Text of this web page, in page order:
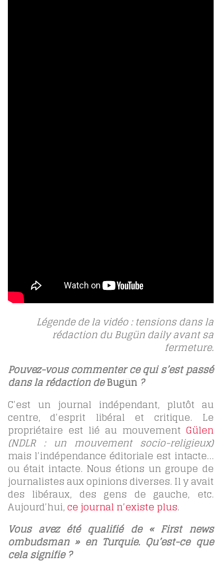
Légende de la vidéo : tensions dans la
rédaction du Bugün daily avant sa
fermeture.
Pouvez-vous commenter ce qui s’est passé
dans la rédaction deBugün?
C’est un journal indépendant, plutôt au
centre, d’esprit libéral et critique. Le
propriétaire est lié au mouvement Gülen
(NDLR : un mouvement socio-religieux)
mais l’indépendance éditoriale est intacte…
ou était intacte. Nous étions un groupe de
journalistes aux opinions diverses. Il y avait
des libéraux, des gens de gauche, etc.
Aujourd’hui,ce journal n’existe plus.
Vous avez été qualifié de « First news
ombudsman » en Turquie. Qu’est-ce que
cela signifie ?